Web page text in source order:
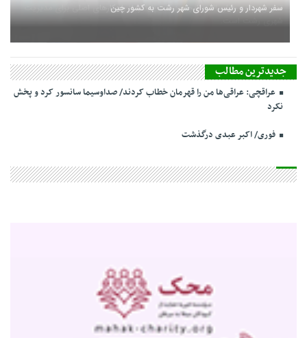
سفر شهردار و رئیس شورای شهر رشت به کشور چین
جدیدترین مطالب
عراقچی: عراقی‌ها من را قهرمان خطاب کردند/ صداوسیما سانسور کرد و پخش
نکرد
فوری/ اکبر عبدی درگذشت